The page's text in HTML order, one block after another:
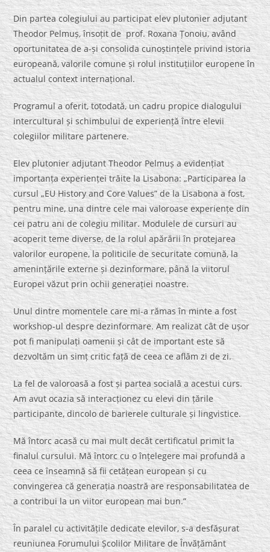
Din partea colegiului au participat elev plutonier adjutant
Theodor Pelmuș, însoțit de prof. Roxana Țonoiu, având
oportunitatea de a-și consolida cunoștințele privind istoria
europeană, valorile comune și rolul instituțiilor europene în
actualul context internațional.
Programul a oferit, totodată, un cadru propice dialogului
intercultural și schimbului de experiență între elevii
colegiilor militare partenere.
Elev plutonier adjutant Theodor Pelmuș a evidențiat
importanța experienței trăite la Lisabona: „Participarea la
cursul „EU History and Core Values” de la Lisabona a fost,
pentru mine, una dintre cele mai valoroase experiențe din
cei patru ani de colegiu militar. Modulele de cursuri au
acoperit teme diverse, de la rolul apărării în protejarea
valorilor europene, la politicile de securitate comună, la
amenințările externe și dezinformare, până la viitorul
Europei văzut prin ochii generației noastre.
Unul dintre momentele care mi-a rămas în minte a fost
workshop-ul despre dezinformare. Am realizat cât de ușor
pot fi manipulați oamenii și cât de important este să
dezvoltăm un simț critic față de ceea ce aflăm zi de zi.
La fel de valoroasă a fost și partea socială a acestui curs.
Am avut ocazia să interacționez cu elevi din țările
participante, dincolo de barierele culturale și lingvistice.
Mă întorc acasă cu mai mult decât certificatul primit la
finalul cursului. Mă întorc cu o înțelegere mai profundă a
ceea ce înseamnă să fii cetățean european și cu
convingerea că generația noastră are responsabilitatea de
a contribui la un viitor european mai bun.”
În paralel cu activitățile dedicate elevilor, s-a desfășurat
reuniunea Forumului Școlilor Militare de Învățământ